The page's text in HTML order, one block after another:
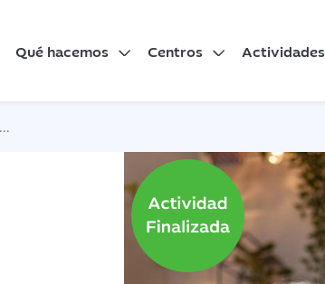
Qué hacemos Centros Actividades